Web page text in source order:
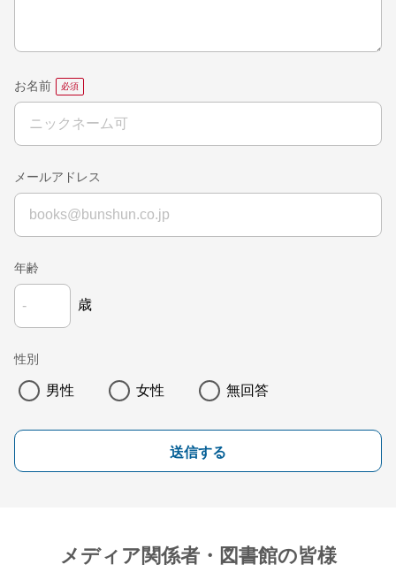
お名前
メールアドレス
年齢
歳
性別
男性 女性 無回答
送信する
メディア関係者・図書館の皆様